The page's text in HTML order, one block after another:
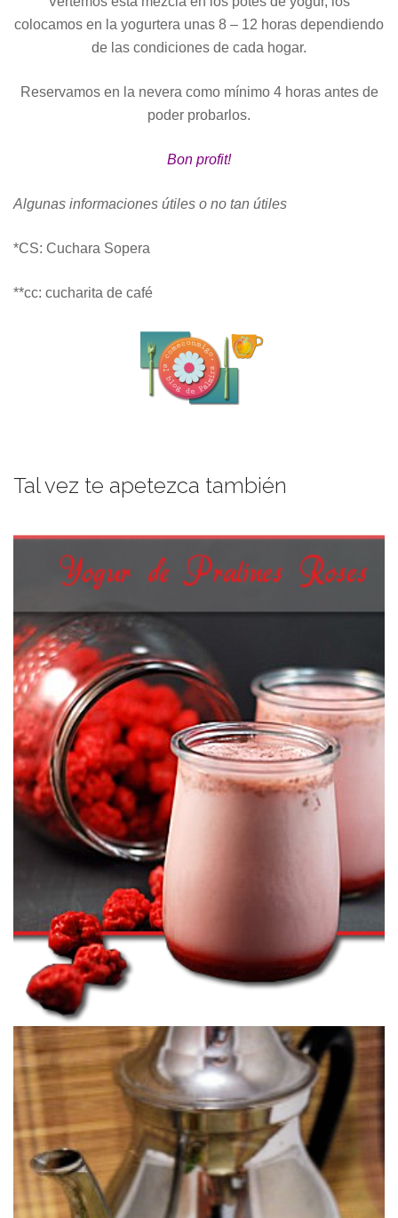
colocamos en la yogurtera unas 8 – 12 horas dependiendo
de las condiciones de cada hogar.
Reservamos en la nevera como mínimo 4 horas antes de
poder probarlos.
Bon profit!
Algunas informaciones útiles o no tan útiles
*CS: Cuchara Sopera
**cc: cucharita de café
Tal vez te apetezca también
YOGUR DE PRALINAS ROSAS
Unos yogures para princesitas, aromatizados con almendra y azúcar
y con un delicado color rosa :o)